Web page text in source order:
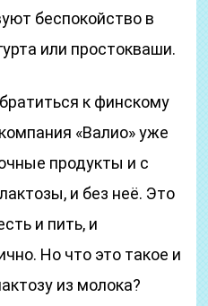
беспокойство в
или простокваши.
к финскому
«Валио» уже
продукты и с
и без неё. Это
и пить, и
Но что это такое и
из молока?